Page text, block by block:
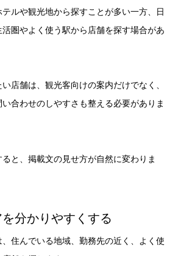
ルや観光地から探すことが多い一方、日
圏やよく使う駅から店舗を探す場合があ
店舗は、観光客向けの案内だけでなく、
合わせのしやすさも整える必要がありま
と、掲載文の見せ方が自然に変わりま
分かりやすくする
住んでいる地域、勤務先の近く、よく使